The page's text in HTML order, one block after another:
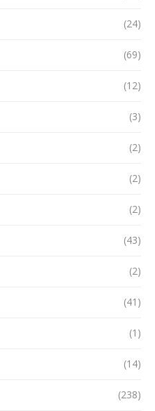
(24)
(69)
(12)
(3)
(2)
(2)
(2)
(43)
(2)
(41)
(1)
(14)
(238)